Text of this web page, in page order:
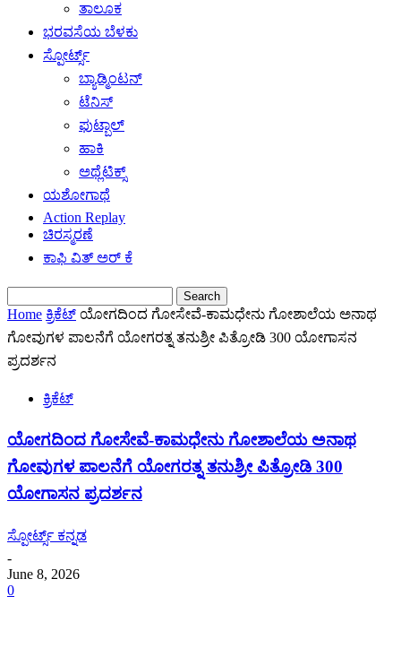
ತಾಲೂಕ
ಭರವಸೆಯ ಬೆಳಕು
ಸ್ಪೋರ್ಟ್ಸ್
ಬ್ಯಾಡ್ಮಿಂಟನ್
ಟೆನಿಸ್
ಫುಟ್ಬಾಲ್
ಹಾಕಿ
ಅಥ್ಲೆಟಿಕ್ಸ್
ಯಶೋಗಾಥೆ
Action Replay
ಚಿರಸ್ಮರಣೆ
ಕಾಫಿ ವಿತ್ ಅರ್ ಕೆ
Home ಕ್ರಿಕೆಟ್ ಯೋಗದಿಂದ ಗೋಸೇವೆ-ಕಾಮಧೇನು ಗೋಶಾಲೆಯ ಅನಾಥ
ಗೋವುಗಳ ಪಾಲನೆಗೆ ಯೋಗರತ್ನ ತನುಶ್ರೀ ಪಿತ್ರೋಡಿ 300 ಯೋಗಾಸನ
ಪ್ರದರ್ಶನ
ಕ್ರಿಕೆಟ್
ಯೋಗದಿಂದ ಗೋಸೇವೆ-ಕಾಮಧೇನು ಗೋಶಾಲೆಯ ಅನಾಥ
ಗೋವುಗಳ ಪಾಲನೆಗೆ ಯೋಗರತ್ನ ತನುಶ್ರೀ ಪಿತ್ರೋಡಿ 300
ಯೋಗಾಸನ ಪ್ರದರ್ಶನ
ಸ್ಪೋರ್ಟ್ಸ್ ಕನ್ನಡ
-
June 8, 2026
0